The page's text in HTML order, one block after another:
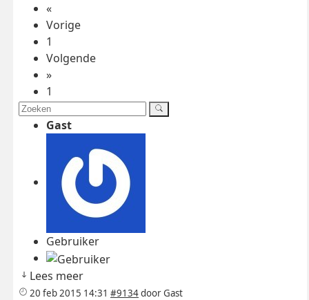
«
Vorige
1
Volgende
»
1
Gast
Gebruiker
Lees meer
20 feb 2015 14:31 #9134doorGast